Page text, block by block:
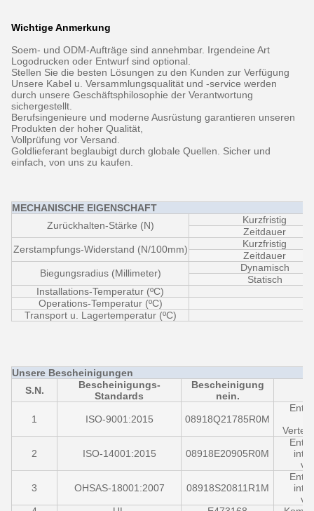
Wichtige Anmerkung
Soem- und ODM-Aufträge sind annehmbar. Irgendeine Art
Logodrucken oder Entwurf sind optional.
Stellen Sie die besten Lösungen zu den Kunden zur Verfügung
Unsere Kabel u. Versammlungsqualität und -service werden
durch unsere Geschäftsphilosophie der Verantwortung
sichergestellt.
Berufsingenieure und moderne Ausrüstung garantieren unseren
Produkten der hoher Qualität,
Vollprüfung vor Versand.
Goldlieferant beglaubigt durch globale Quellen. Sicher und
einfach, von uns zu kaufen.
MECHANISCHE EIGENSCHAFT
Zurückhalten-Stärke (N)
Kurzfristig
Zeitdauer
Zerstampfungs-Widerstand (N/100mm)
Kurzfristig
Zeitdauer
Biegungsradius (Millimeter)
Dynamisch
Statisch
Installations-Temperatur (ºC)
Operations-Temperatur (ºC)
Transport u. Lagertemperatur (ºC)
Unsere Bescheinigungen
S.N.
Bescheinigungs-
Standards
Bescheinigung
nein.
1 ISO-9001:2015 08918Q21785R0M
2 ISO-14001:2015 08918E20905R0M
3 OHSAS-18001:2007 08918S20811R1M